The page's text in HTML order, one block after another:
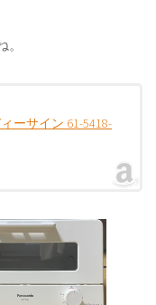
ーサイン 61-5418-